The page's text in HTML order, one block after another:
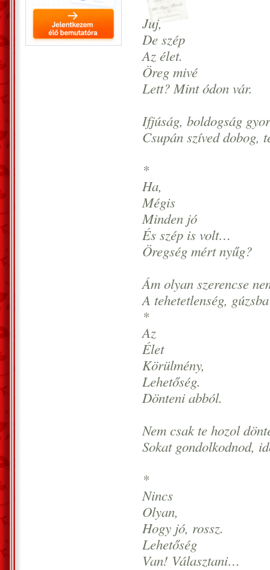
Juj,
De szép
Az élet.
Öreg mivé
Lett? Mint ódon vár.
Ifjúság, boldogság
Csupán szíved dobog,
*
Ha,
Mégis
Minden jó
És szép is volt…
Öregség mért nyűg?
Ám olyan szerencse
A tehetetlenség,
*
Az
Élet
Körülmény,
Lehetőség.
Dönteni abból.
Nem csak te hozol
Sokat gondolkodnod,
*
Nincs
Olyan,
Hogy jó, rossz.
Lehetőség
Van! Választani…